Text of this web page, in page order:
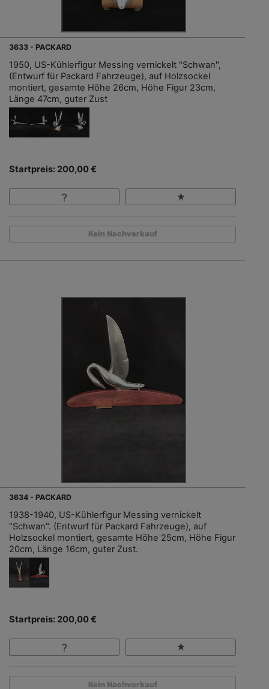
3633 - PACKARD
1950, US-Kühlerfigur Messing vernickelt "Schwan",
(Entwurf für Packard Fahrzeuge), auf Holzsockel
montiert, gesamte Höhe 26cm, Höhe Figur 23cm,
Länge 47cm, guter Zust
Startpreis: 200,00 €
Kein Nachverkauf
3634 - PACKARD
1938-1940, US-Kühlerfigur Messing vernickelt
"Schwan". (Entwurf für Packard Fahrzeuge), auf
Holzsockel montiert, gesamte Höhe 25cm, Höhe Figur
20cm, Länge 16cm, guter Zust.
Startpreis: 200,00 €
Kein Nachverkauf